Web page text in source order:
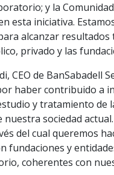
y la
esta iniciativa.
alcanzar
privado y las
CEO de BanSabadell
haber contribuido a
y tratamiento
nuestra sociedad
del cual queremos
fundaciones y
coherentes con